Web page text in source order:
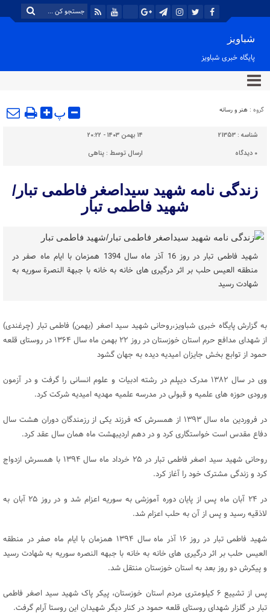
شباویز
پایگاه خبری شباویز
گروه : هنر و رسانه پ
شناسه : 21353
۱۴ بهمن ۱۴۰۳ - ۲۰:۲۲
۰ دیدگاه ارسال توسط :پناهی
زندگی نامه شهید سیداصغر فاطمی تبار/
شهید فاطمی تبار
شهید فاطمی تبار در روز 16 آذر ماه سال 1394 همزمان با ایام ماه صفر در
منطقه العیس حلب بر اثر درگیری های خانه به خانه با جبهة النصرة سوریه به
شهادت رسید
به گزارش پایگاه خبری شباویز،روحانی شهید سید اصغر (بهمن) فاطمی تبار (چرغندی)
از شهدای مدافع حرم استان خوزستان در روز ۲۲ بهمن ماه سال ۱۳۶۴ در روستای قلعه
حمود از توابع بخش جایزان امیدیه دیده به جهان گشود
وی در سال ۱۳۸۲ مدرک دیپلم در رشته ادبیات و علوم انسانی را گرفت و در آزمون
ورودی حوزه های علمیه و قبولی در مدرسه علمیه مهدیه امیدیه شرکت کرد.
در فروردین ماه سال ۱۳۹۳ از همسرش که فرزند یکی از رزمندگان دوران هشت سال
دفاع مقدس است خواستگاری کرد و در دهم اردیبهشت ماه همان سال عقد کرد.
روحانی شهید سید اصغر فاطمی تبار در ۲۵ خرداد ماه سال ۱۳۹۴ با همسرش ازدواج
کرد و زندگی مشترک خود را آغاز کرد.
در ۲۴ آبان ماه پس از پایان دوره آموزشی به سوریه اعزام شد و در روز ۲۵ آبان به
لاذقیه رسید و پس از آن به حلب اعزام شد.
شهید فاطمی تبار در روز ۱۶ آذر ماه سال ۱۳۹۴ همزمان با ایام ماه صفر در منطقه
العیس حلب بر اثر درگیری های خانه به خانه با جبهه النصره سوریه به شهادت رسید
و پیکرش دو روز بعد به استان خوزستان منتقل شد.
پس از تشییع ۶ کیلومتری مردم استان خوزستان، پیکر پاک شهید سید اصغر فاطمی
تبار در گلزار شهدای روستای قلعه حمود در کنار دیگر شهیدان این روستا آرام گرفت.